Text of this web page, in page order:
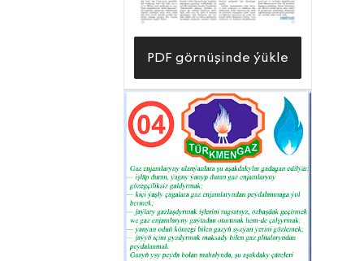
PDF görnüşinde ýükle